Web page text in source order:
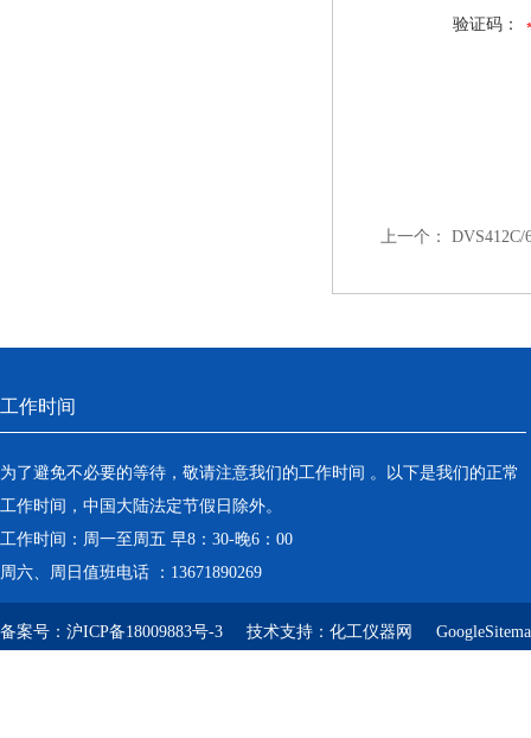
验证码：
上一个： DVS412C/
工作时间
为了避免不必要的等待，敬请注意我们的工作时间 。以下是我们的正常
工作时间，中国大陆法定节假日除外。
工作时间：周一至周五 早8：30-晚6：00
周六、周日值班电话 ：13671890269
备案号： 沪ICP备18009883号-3 技术支持： 化工仪器网